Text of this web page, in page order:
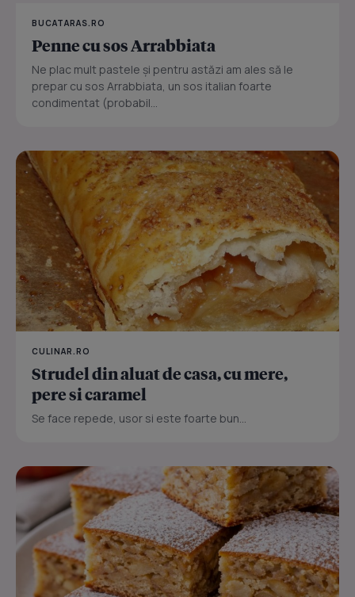
BUCATARAS.RO
Penne cu sos Arrabbiata
Ne plac mult pastele și pentru astăzi am ales să le
prepar cu sos Arrabbiata, un sos italian foarte
condimentat (probabil...
CULINAR.RO
Strudel din aluat de casa, cu mere,
pere si caramel
Se face repede, usor si este foarte bun...